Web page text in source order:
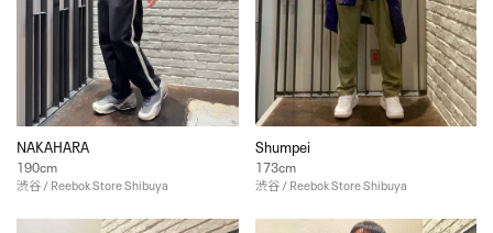
NAKAHARA
190cm
渋谷 / Reebok Store Shibuya
Shumpei
173cm
渋谷 / Reebok Store Shibuya